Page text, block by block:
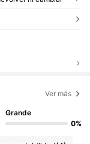
Ver más
Grande
0%